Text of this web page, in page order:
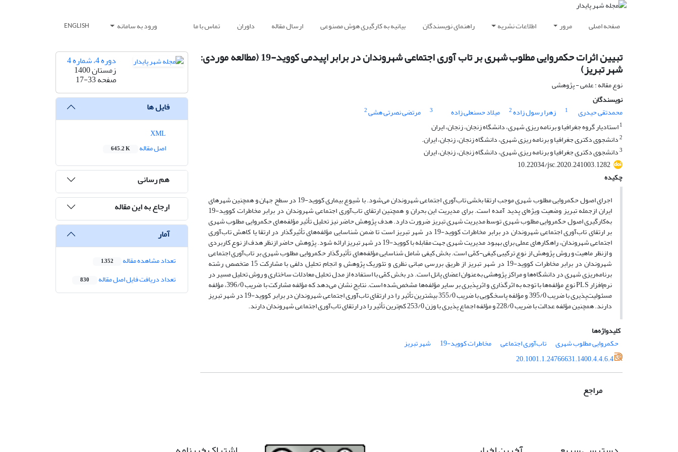
صفحه اصلی مرور اطلاعات نشریه راهنمای نویسندگان بیانیه به کارگیری هوش مصنوعی ارسال مقاله داوران تماس با ما ورود به سامانه ENGLISH
تبیین اثرات حکمروایی مطلوب شهری بر تاب آوری اجتماعی شهروندان در برابر اپیدمی کووید-19 (مطالعه موردی:
شهر تبریز)
نوع مقاله : علمی - پژوهشی
نویسندگان
محمدتقی حیدری
1 زهرا رسول زاده2 میلاد حسنعلی زاده 3 مرتضی نصرتی هشی2
1استادیار گروه جغرافیا و برنامه ریزی شهری، دانشگاه زنجان، زنجان، ایران
2دانشجوی دکتری جغرافیا و برنامه ریزی شهری، دانشگاه زنجان، زنجان، ایران.
3دانشجوی دکتری جغرافیا و برنامه ریزی شهری، دانشگاه زنجان، زنجان، ایران
10.22034/jsc.2020.241003.1282
چکیده
اجرای اصول حکمروایی مطلوب شهری موجب ارتقا بخشی تاب‌آوری اجتماعی شهروندان می‌شود. با شیوع بیماری کووید-19 در سطح جهان و همچنین شهرهای
ایران ازجمله تبریز وضعیت ویژه‌ای پدید آمده است. برای مدیریت این بحران و همچنین ارتقای تاب‌آوری اجتماعی شهروندان در برابر مخاطرات کووید-19
به‌کارگیری اصول حکمروایی مطلوب شهری توسط مدیریت شهری تبریز ضرورت دارد. هدف پژوهش حاضر نیز تحلیل تأثیر مؤلفه‌های حکمروایی مطلوب شهری
بر ارتقای تاب‌آوری اجتماعی شهروندان در برابر مخاطرات کووید-19 در شهر تبریز است تا ضمن شناسایی مؤلفه‌های تأثیرگذار در ارتقا یا کاهش تاب‌آوری
اجتماعی شهروندان، راهکارهای عملی برای بهبود مدیریت شهری جهت مقابله با کووید-19 در شهر تبریز ارائه شود. پژوهش حاضر ازنظر هدف از نوع کاربردی
و ازنظر ماهیت و روش پژوهش از نوع ترکیبی کیفی-کمّی است. بخش کیفی شامل شناسایی مؤلفه‌های تأثیرگذار حکمروایی مطلوب شهری بر تاب‌آوری اجتماعی
شهروندان در برابر مخاطرات کووید-19 در شهر تبریز از طریق بررسی مبانی نظری و تئوریک پژوهش و انجام تحلیل دلفی با مشارکت 15 متخصص رشته
برنامه‌ریزی شهری در دانشگاه‌ها و مراکز پژوهشی به‌عنوان اعضای پانل است. در بخش کمّی با استفاده از مدل تحلیل معادلات ساختاری و روش تحلیل مسیر در
نرم‌افزار PLS نوع مؤلفه‌ها با توجه به اثرگذاری و اثرپذیری بر سایر مؤلفه‌ها مشخص‌شده است. نتایج نشان می‌دهد که مؤلفه مشارکت با ضریب 396/0، مؤلفه
مسئولیت‌پذیری با ضریب 395/0 و مؤلفه پاسخگویی با ضریب 355/0 بیشترین تأثیر را در ارتقای تاب‌آوری اجتماعی شهروندان در برابر کووید-19 در شهر تبریز
دارند. همچنین مؤلفه عدالت با ضریب 228/0 و مؤلفه اجماع پذیری با وزن 253/0 کم‌ترین تأثیر را در ارتقای تاب‌آوری اجتماعی شهروندان دارند.
کلیدواژه‌ها
حکمروایی مطلوب شهری
تاب‌آوری اجتماعی مخاطرات کووید-19
شهر تبریز
20.1001.1.24766631.1400.4.4.6.4
مراجع
دوره 4، شماره 4
زمستان 1400
صفحه17-33
فایل ها
اصل مقاله
645.2 K
هم رسانی
ارجاع به این مقاله
آمار
تعداد مشاهده مقاله 1,352
تعداد دریافت فایل اصل مقاله 830